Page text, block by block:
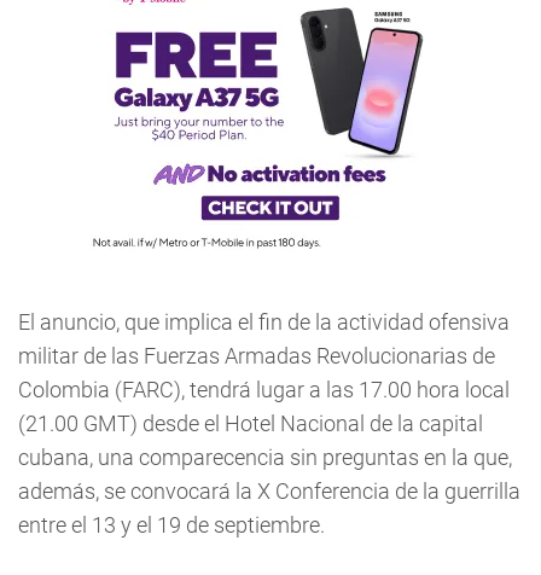
El anuncio, que implica el fin de la actividad ofensiva
militar de las Fuerzas Armadas Revolucionarias de
Colombia (FARC), tendrá lugar a las 17.00 hora local
(21.00 GMT) desde el Hotel Nacional de la capital
cubana, una comparecencia sin preguntas en la que,
además, se convocará la X Conferencia de la guerrilla
entre el 13 y el 19 de septiembre.